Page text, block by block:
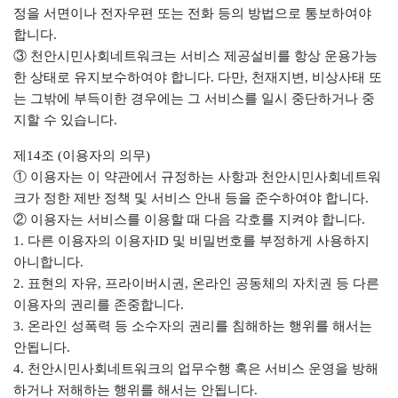
정을 서면이나 전자우편 또는 전화 등의 방법으로 통보하여야
합니다.
③ 천안시민사회네트워크는 서비스 제공설비를 항상 운용가능
한 상태로 유지보수하여야 합니다. 다만, 천재지변, 비상사태 또
는 그밖에 부득이한 경우에는 그 서비스를 일시 중단하거나 중
지할 수 있습니다.
제14조 (이용자의 의무)
① 이용자는 이 약관에서 규정하는 사항과 천안시민사회네트워
크가 정한 제반 정책 및 서비스 안내 등을 준수하여야 합니다.
② 이용자는 서비스를 이용할 때 다음 각호를 지켜야 합니다.
1. 다른 이용자의 이용자ID 및 비밀번호를 부정하게 사용하지
아니합니다.
2. 표현의 자유, 프라이버시권, 온라인 공동체의 자치권 등 다른
이용자의 권리를 존중합니다.
3. 온라인 성폭력 등 소수자의 권리를 침해하는 행위를 해서는
안됩니다.
4. 천안시민사회네트워크의 업무수행 혹은 서비스 운영을 방해
하거나 저해하는 행위를 해서는 안됩니다.